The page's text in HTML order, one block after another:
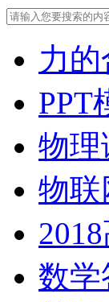
力
PPT
物理
物联
数学